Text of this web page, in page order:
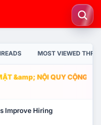
MOST VIEWED
&amp; NỘI QUY CỘNG
Improve Hiring